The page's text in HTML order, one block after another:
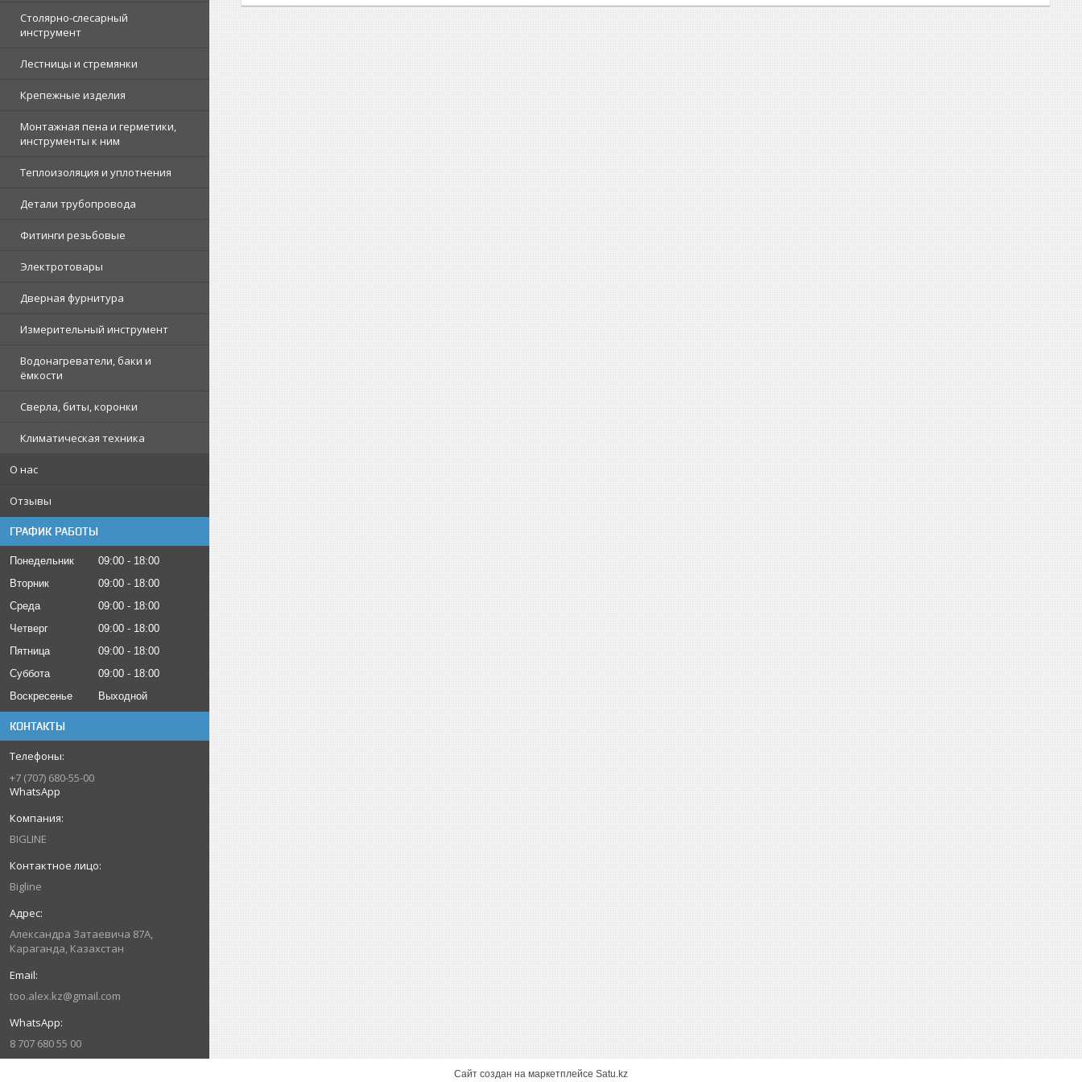
Столярно-слесарный
инструмент
Лестницы и стремянки
Крепежные изделия
Монтажная пена и герметики,
инструменты к ним
Теплоизоляция и уплотнения
Детали трубопровода
Фитинги резьбовые
Электротовары
Дверная фурнитура
Измерительный инструмент
Водонагреватели, баки и
ёмкости
Сверла, биты, коронки
Климатическая техника
О нас
Отзывы
ГРАФИК РАБОТЫ
Понедельник 09:00
18:00
Вторник
09:00
18:00
Среда
09:00
18:00
Четверг
09:00
18:00
Пятница
09:00
18:00
Суббота
09:00
18:00
Воскресенье
Выходной
КОНТАКТЫ
+7 (707) 680-55-00
WhatsApp
BIGLINE
Bigline
Александра Затаевича 87А,
Караганда, Казахстан
too.alex.kz@gmail.com
8 707 680 55 00
Сайт создан на маркетплейсе Satu.kz